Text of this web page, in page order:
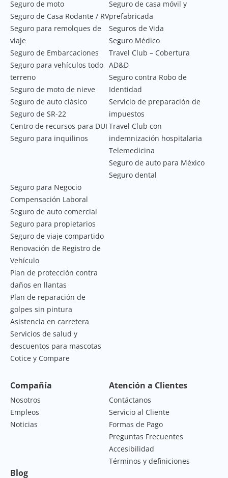
Seguro de moto
Seguro de Casa Rodante / RV
Seguro para remolques de
viaje
Seguro de Embarcaciones
Seguro para vehículos todo
terreno
Seguro de moto de nieve
Seguro de auto clásico
Seguro de SR-22
Centro de recursos para DUI
Seguro para inquilinos
Seguro de casa móvil y
prefabricada
Seguros de Vida
Seguro Médico
Travel Club – Cobertura
AD&D
Seguro contra Robo de
Identidad
Servicio de preparación de
impuestos
Travel Club con
indemnización hospitalaria
Telemedicina
Seguro de auto para México
Seguro dental
Seguro para Negocio
Compensación Laboral
Seguro de auto comercial
Seguro para propietarios
Seguro de viaje compartido
Renovación de Registro de
Vehículo
Plan de protección contra
daños en llantas
Plan de reparación de
golpes sin pintura
Asistencia en carretera
Servicios de salud y
descuentos para mascotas
Cotice y Compare
Compañía
Nosotros
Empleos
Noticias
Atención a Clientes
Contáctanos
Servicio al Cliente
Formas de Pago
Preguntas Frecuentes
Accesibilidad
Términos y definiciones
Blog